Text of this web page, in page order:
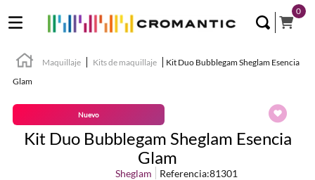
0
Maquillaje Kits de maquillaje
Kit Duo Bubblegam Sheglam Esencia
Glam
Nuevo
Kit Duo Bubblegam Sheglam Esencia
Glam
Sheglam Referencia:81301